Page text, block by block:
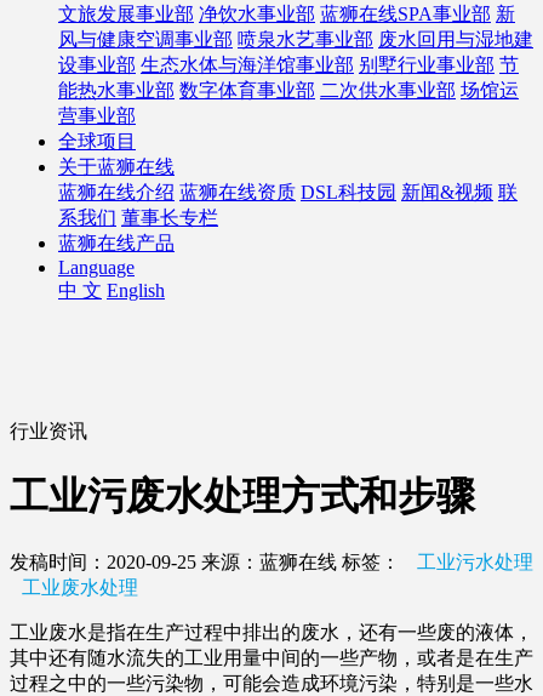
文旅发展事业部 净饮水事业部 蓝狮在线SPA事业部 新
风与健康空调事业部 喷泉水艺事业部 废水回用与湿地建
设事业部 生态水体与海洋馆事业部 别墅行业事业部 节
能热水事业部 数字体育事业部 二次供水事业部 场馆运
营事业部
全球项目
关于蓝狮在线
蓝狮在线介绍 蓝狮在线资质 DSL科技园 新闻&视频 联
系我们 董事长专栏
蓝狮在线产品
Language
中 文 English
行业资讯
工业污废水处理方式和步骤
发稿时间：2020-09-25 来源：蓝狮在线 标签：
工业污水处理
工业废水处理
工业废水是指在生产过程中排出的废水，还有一些废的液体，
其中还有随水流失的工业用量中间的一些产物，或者是在生产
过程之中的一些污染物，可能会造成环境污染，特别是一些水